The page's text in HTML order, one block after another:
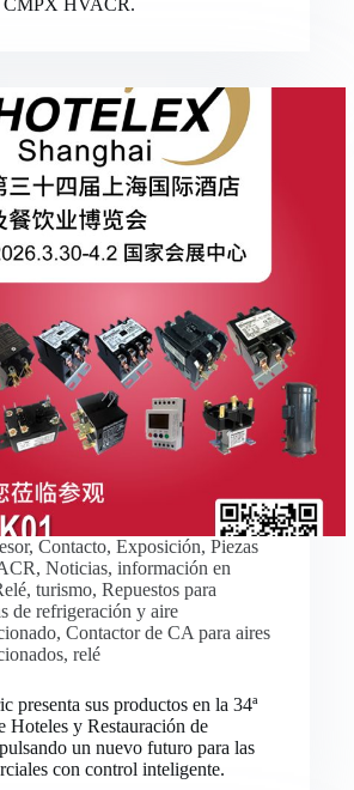
CMPX HVACR.
, Contacto, Exposición, Piezas
, Noticias, información en
, turismo, Repuestos para
de refrigeración y aire
, Contactor de CA para aires
, relé
presenta sus productos en la 34ª
Hoteles y Restauración de
un nuevo futuro para las
con control inteligente.